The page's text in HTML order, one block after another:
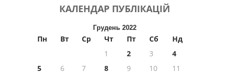
КАЛЕНДАР ПУБЛІКАЦІЙ
Грудень 2022
Пн Вт Ср Чт Пт Сб
Нд
1
2 3
4
5
6 7 8 9 10
11